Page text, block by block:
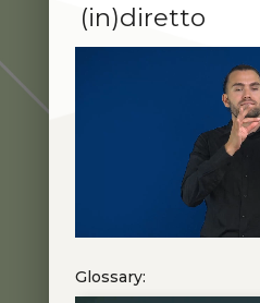
(in)diretto
Glossary: